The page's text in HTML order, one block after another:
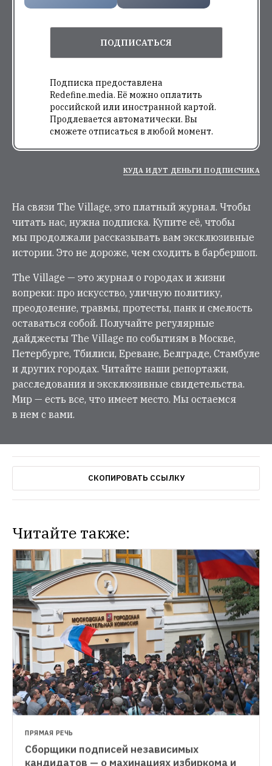
ПОДПИСАТЬСЯ
Подписка предоставлена
Redefine.media. Её можно оплатить
российской или иностранной картой.
Продлевается автоматически. Вы
сможете отписаться в любой момент.
КУДА ИДУТ ДЕНЬГИ ПОДПИСЧИКА
На связи The Village, это платный журнал. Чтобы
читать нас, нужна подписка. Купите её, чтобы
мы продолжали рассказывать вам эксклюзивные
истории. Это не дороже, чем сходить в барбершоп.
The Village — это журнал о городах и жизни
вопреки: про искусство, уличную политику,
преодоление, травмы, протесты, панк и смелость
оставаться собой. Получайте регулярные
дайджесты The Village по событиям в Москве,
Петербурге, Тбилиси, Ереване, Белграде, Стамбуле
и других городах. Читайте наши репортажи,
расследования и эксклюзивные свидетельства.
Мир — есть все, что имеет место. Мы остаемся
в нем с вами.
СКОПИРОВАТЬ ССЫЛКУ
Читайте также:
ЭФИР
ПРЯМАЯ РЕЧЬ
Сборщики подписей независимых
кандидатов — о махинациях избиркома и